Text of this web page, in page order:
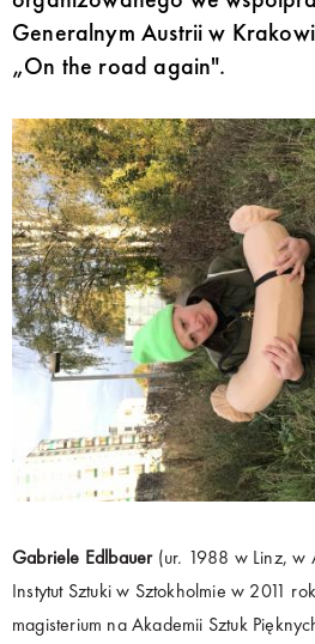
Generalnym Austrii w
„On the road again".
Gabriele Edlbauer(ur. 1988 w Linz, w
Instytut Sztuki w Sztokholmie w 2011
magisterium na Akademii Sztuk